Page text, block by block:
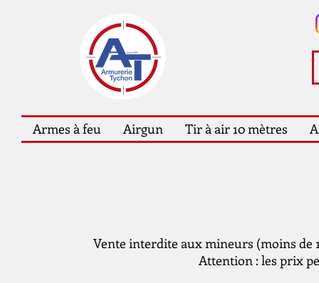
Armes à feu Airgun Tir à air 10 mètres
Vente interdite aux mineurs (moins de
Attention : les prix